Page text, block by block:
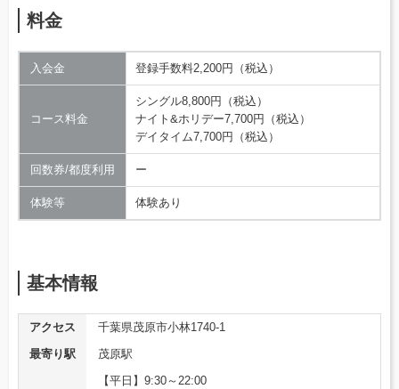
料金
入会金 登録手数料2,200円（税込）
コース料金
シングル8,800円（税込）
ナイト&ホリデー7,700円（税込）
デイタイム7,700円（税込）
回数券/都度利用 ー
体験等 体験あり
基本情報
アクセス
千葉県茂原市小林1740-1
最寄り駅
茂原駅
【平日】9:30～22:00